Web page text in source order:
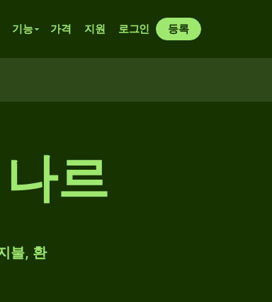
기능 가격 지원 로그인 등록
르
불, 환